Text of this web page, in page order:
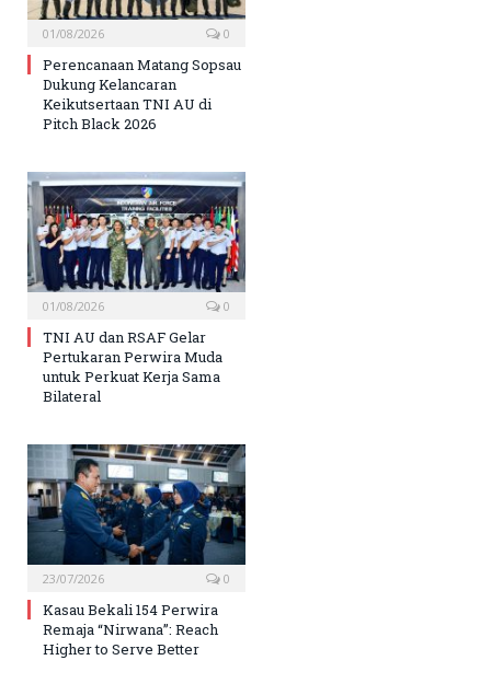
01/08/2026 0
Perencanaan Matang Sopsau
Dukung Kelancaran
Keikutsertaan TNI AU di
Pitch Black 2026
01/08/2026 0
TNI AU dan RSAF Gelar
Pertukaran Perwira Muda
untuk Perkuat Kerja Sama
Bilateral
23/07/2026 0
Kasau Bekali 154 Perwira
Remaja “Nirwana”: Reach
Higher to Serve Better